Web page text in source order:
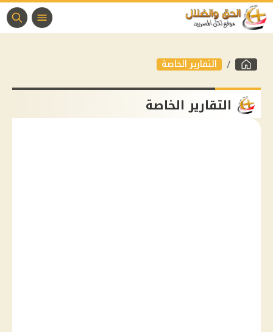
التقارير الخاصة
التقارير الخاصة